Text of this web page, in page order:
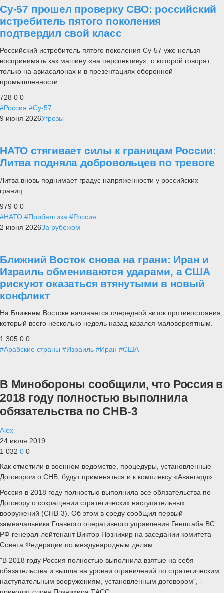
Су-57 прошел проверку СВО: российский
истребитель пятого поколения
подтвердил свой класс
Российский истребитель пятого поколения Су-57 уже нельзя
воспринимать как машину «на перспективу», о которой говорят
только на авиасалонах и в презентациях оборонной
промышленности....
728 0 0
#Россия #Су-57
9 июня 2026Угрозы
НАТО стягивает силы к границам России:
Литва подняла добровольцев по тревоге
Литва вновь поднимает градус напряженности у российских
границ.
979 0 0
#НАТО #Прибалтика #Россия
2 июня 2026За рубежом
Ближний Восток снова на грани: Иран и
Израиль обмениваются ударами, а США
рискуют оказаться втянутыми в новый
конфликт
На Ближнем Востоке начинается очередной виток противостояния,
который всего несколько недель назад казался маловероятным.
1 305 0 0
#Арабские страны #Израиль #Иран #США
В Минобороны сообщили, что Россия в
2018 году полностью выполнила
обязательства по СНВ-3
Alex
24 июля 2019
1 032 0 0
Как отметили в военном ведомстве, процедуры, установленные
Договором о СНВ, будут применяться и к комплексу «Авангард»
Россия в 2018 году полностью выполнила все обязательства по
Договору о сокращении стратегических наступательных
вооружений (СНВ-3). Об этом в среду сообщил первый
замначальника Главного оперативного управления Генштаба ВС
РФ генерал-лейтенант Виктор Познихир на заседании комитета
Совета Федерации по международным делам.
"В 2018 году Россия полностью выполнила взятые на себя
обязательства и вышла на уровни ограничений по стратегическим
наступательным вооружениям, установленным договором", -